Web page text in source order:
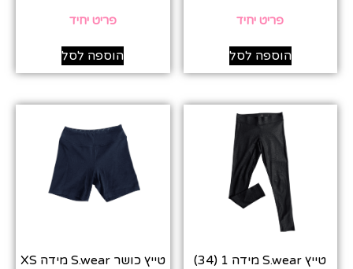
פריט יחיד
הוספה לסל
פריט יחיד
הוספה לסל
טייץ S.wear מידה 1 (34) טייץ כושר S.wear מידה XS